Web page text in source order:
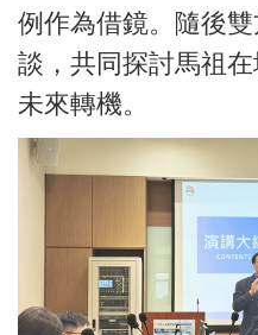
例作為借鏡。隨後
談，共同探討馬祖
未來轉機。